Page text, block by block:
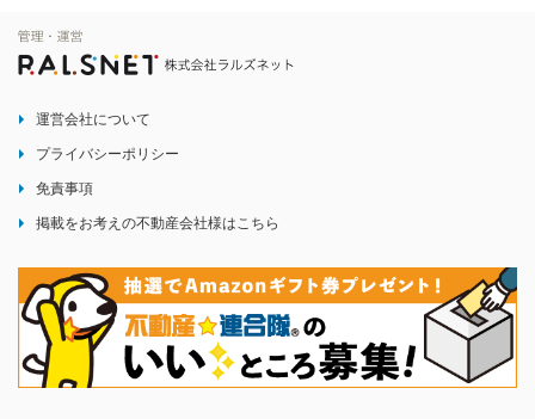
運営会社について
プライバシーポリシー
免責事項
掲載をお考えの不動産会社様はこちら